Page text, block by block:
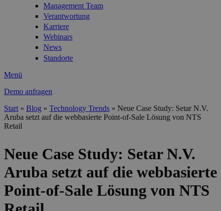
Management Team
Verantwortung
Karriere
Webinars
News
Standorte
Menü
Demo anfragen
Sie sind hier
Start » Blog » Technology Trends » Neue Case Study: Setar N.V.
Aruba setzt auf die webbasierte Point-of-Sale Lösung von NTS
Retail
Neue Case Study: Setar N.V.
Aruba setzt auf die webbasierte
Point-of-Sale Lösung von NTS